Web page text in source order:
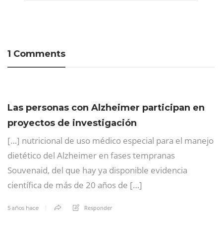
1 Comments
Las personas con Alzheimer participan en
proyectos de investigación
[…] nutricional de uso médico especial para el manejo
dietético del Alzheimer en fases tempranas
Souvenaid, del que hay ya disponible evidencia
científica de más de 20 años de […]
5 años hace Responder